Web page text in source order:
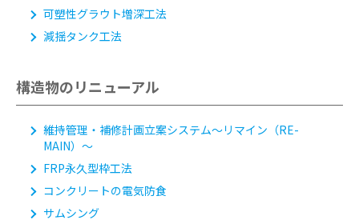
可塑性グラウト増深工法
減揺タンク工法
構造物のリニューアル
維持管理・補修計画立案システム～リマイン（RE-
MAIN）～
FRP永久型枠工法
コンクリートの電気防食
サムシング